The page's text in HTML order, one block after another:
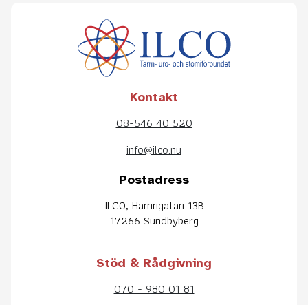
Kontakt
08-546 40 520
info@ilco.nu
Postadress
ILCO, Hamngatan 13B
17266 Sundbyberg
Stöd & Rådgivning
070 - 980 01 81